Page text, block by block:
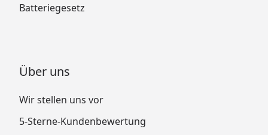
Batteriegesetz
Über uns
Wir stellen uns vor
5-Sterne-Kundenbewertung